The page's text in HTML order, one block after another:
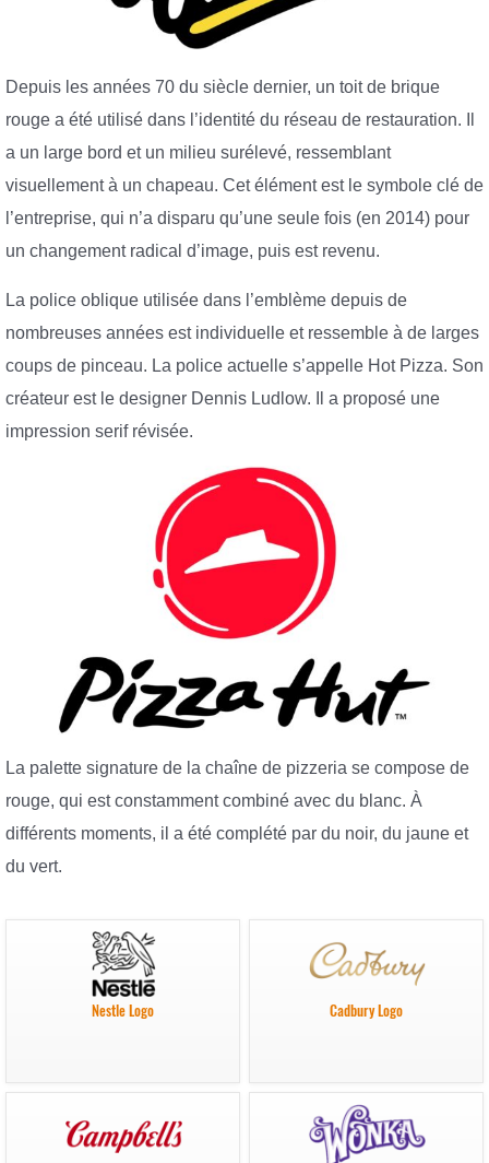
Depuis les années 70 du siècle dernier, un toit de brique
rouge a été utilisé dans l’identité du réseau de restauration. Il
a un large bord et un milieu surélevé, ressemblant
visuellement à un chapeau. Cet élément est le symbole clé de
l’entreprise, qui n’a disparu qu’une seule fois (en 2014) pour
un changement radical d’image, puis est revenu.
La police oblique utilisée dans l’emblème depuis de
nombreuses années est individuelle et ressemble à de larges
coups de pinceau. La police actuelle s’appelle Hot Pizza. Son
créateur est le designer Dennis Ludlow. Il a proposé une
impression serif révisée.
La palette signature de la chaîne de pizzeria se compose de
rouge, qui est constamment combiné avec du blanc. À
différents moments, il a été complété par du noir, du jaune et
du vert.
Nestle Logo Cadbury Logo